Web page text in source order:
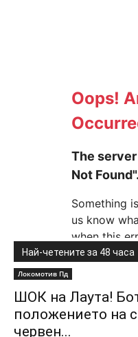
Най-четените за 48 часа
Локомотив Пд
ШОК на Лаута!
положението на
червен...